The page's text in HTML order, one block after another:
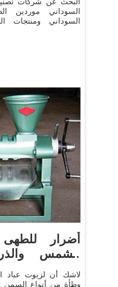
السوداني موردين
السوداني ومنتجات
الشمس
لاشك أن لزيوت عباد
وطأة من أنواع السمن